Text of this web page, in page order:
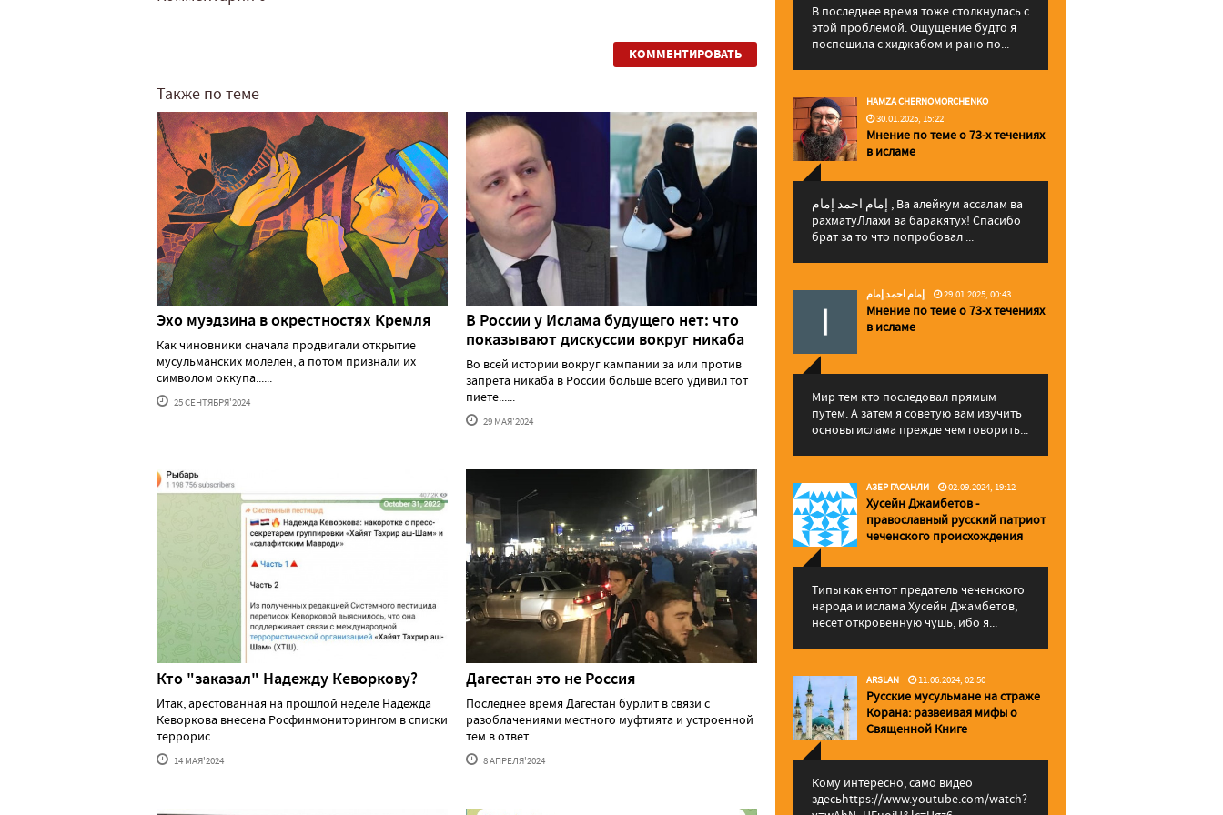
КОММЕНТИРОВАТЬ
Также по теме
Эхо муэдзина в окрестностях Кремля
Как чиновники сначала продвигали открытие
мусульманских молелен, а потом признали их
символом оккупа......
25 СЕНТЯБРЯ'2024
В России у Ислама будущего нет: что
показывают дискуссии вокруг никаба
Во всей истории вокруг кампании за или против
запрета никаба в России больше всего удивил тот
пиете......
29 МАЯ'2024
Кто "заказал" Надежду Кеворкову?
Итак, арестованная на прошлой неделе Надежда
Кеворкова внесена Росфинмониторингом в списки
террорис......
14 МАЯ'2024
Дагестан это не Россия
Последнее время Дагестан бурлит в связи с
разоблачениями местного муфтията и устроенной
тем в ответ......
8 АПРЕЛЯ'2024
В последнее время тоже столкнулась с
этой проблемой. Ощущение будто я
поспешила с хиджабом и рано по...
HAMZA CHERNOMORCHENKO
30.01.2025, 15:22
Мнение по теме о 73-х течениях
в исламе
إمام احمد إمام , Ва алейкум ассалам ва
рахматуЛлахи ва баракятух! Спасибо
брат за то что попробовал ...
إمام احمد إمام 29.01.2025, 00:43
Мнение по теме о 73-х течениях
в исламе
Мир тем кто последовал прямым
путем. А затем я советую вам изучить
основы ислама прежде чем говорить...
АЗЕР ГАСАНЛИ 02.09.2024, 19:12
Хусейн Джамбетов -
православный русский патриот
чеченского происхождения
Типы как ентот предатель чеченского
народа и ислама Хусейн Джамбетов,
несет откровенную чушь, ибо я...
ARSLAN 11.06.2024, 02:50
Русские мусульмане на страже
Корана: pазвеивая мифы о
Священной Книге
Кому интересно, само видео
здесьhttps://www.youtube.com/watch?